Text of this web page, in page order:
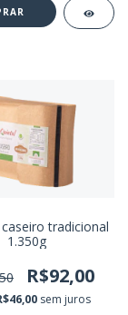
tradicional
1.350g
R$92,00
sem juros